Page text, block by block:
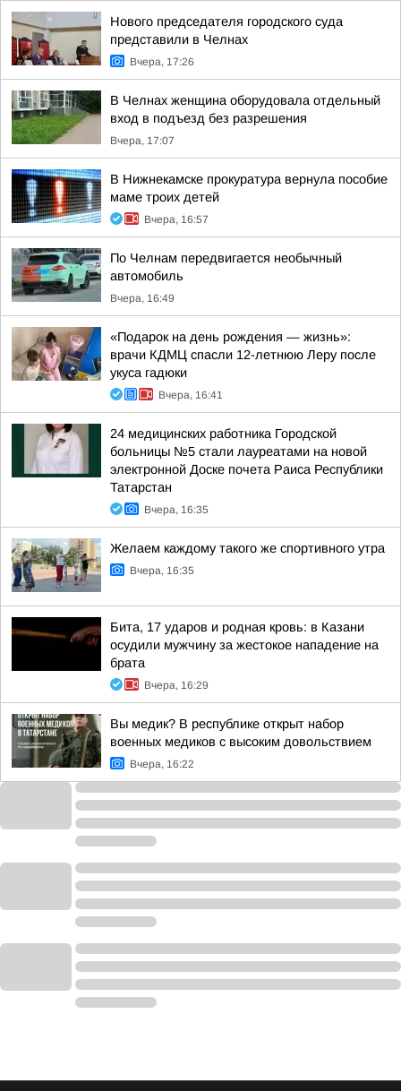
Нового председателя городского суда
представили в Челнах
Вчера, 17:26
В Челнах женщина оборудовала отдельный
вход в подъезд без разрешения
Вчера, 17:07
В Нижнекамске прокуратура вернула пособие
маме троих детей
Вчера, 16:57
По Челнам передвигается необычный
автомобиль
Вчера, 16:49
«Подарок на день рождения — жизнь»:
врачи КДМЦ спасли 12-летнюю Леру после
укуса гадюки
Вчера, 16:41
24 медицинских работника Городской
больницы №5 стали лауреатами на новой
электронной Доске почета Раиса Республики
Татарстан
Вчера, 16:35
Желаем каждому такого же спортивного утра
Вчера, 16:35
Бита, 17 ударов и родная кровь: в Казани
осудили мужчину за жестокое нападение на
брата
Вчера, 16:29
Вы медик? В республике открыт набор
военных медиков с высоким довольствием
Вчера, 16:22